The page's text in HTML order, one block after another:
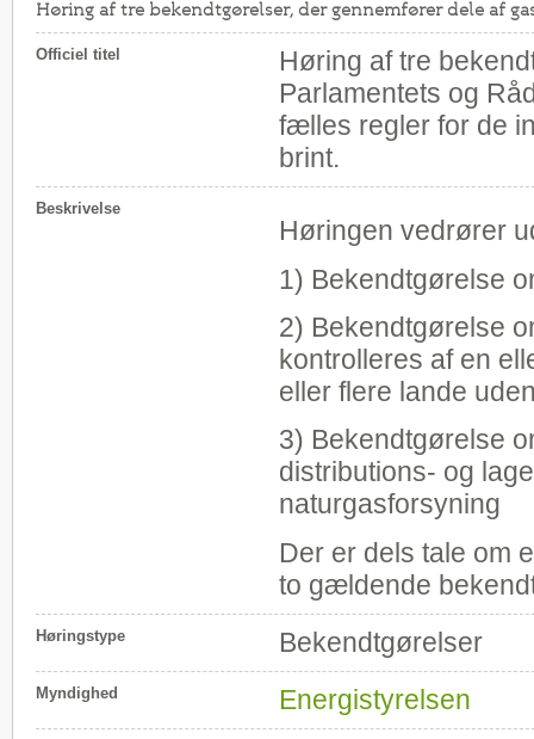
Høring af tre bekendtgørelser, der gennemfører dele af
Officiel titel
Høring af tre
Parlamentets og
fælles regler for de
brint.
Beskrivelse
Høringen vedrører
1) Bekendtgørelse
2) Bekendtgørelse
kontrolleres af en
eller flere lande
3) Bekendtgørelse
distributions- og
naturgasforsyning
Der er dels tale om
to gældende
Høringstype Bekendtgørelser
Myndighed Energistyrelsen